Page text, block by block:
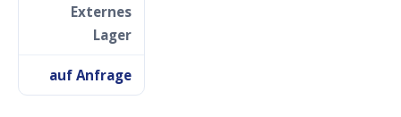
Externes
Lager
auf Anfrage